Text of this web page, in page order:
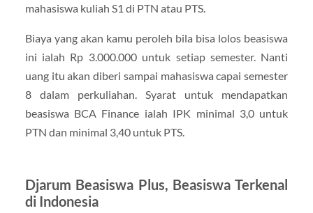
mahasiswa kuliah S1 di PTN atau PTS.
Biaya yang akan kamu peroleh bila bisa lolos beasiswa
ini ialah Rp 3.000.000 untuk setiap semester. Nanti
uang itu akan diberi sampai mahasiswa capai semester
8 dalam perkuliahan. Syarat untuk mendapatkan
beasiswa BCA Finance ialah IPK minimal 3,0 untuk
PTN dan minimal 3,40 untuk PTS.
Djarum Beasiswa Plus, Beasiswa Terkenal
di Indonesia